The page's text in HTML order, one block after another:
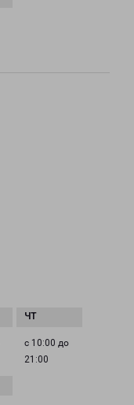
с 10:00 до
21:00